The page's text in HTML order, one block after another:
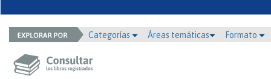
Categorías Áreas temáticas Formato